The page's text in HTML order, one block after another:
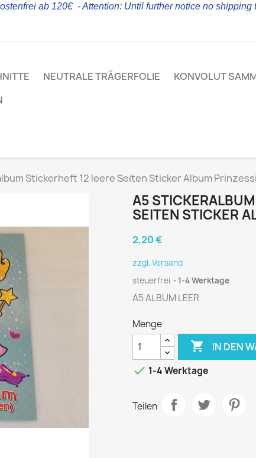
ab 120€ - Attention: Until further notice no shipping
NEUTRALE TRÄGERFOLIE KONVOLUT
Stickerheft 12 leere Seiten Sticker Album
A5
SEITEN STICKER
2,20 €
zzgl. Versand
steuerfrei
1-4 Werktage
A5 ALBUM LEER
Menge
 IN DEN
 1-4 Werktage
Teilen